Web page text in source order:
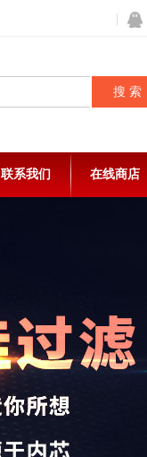
联系我们 在线商店